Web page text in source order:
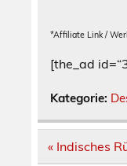
*Affiliate Link /
[the_ad
Kategorie:
« Indisches